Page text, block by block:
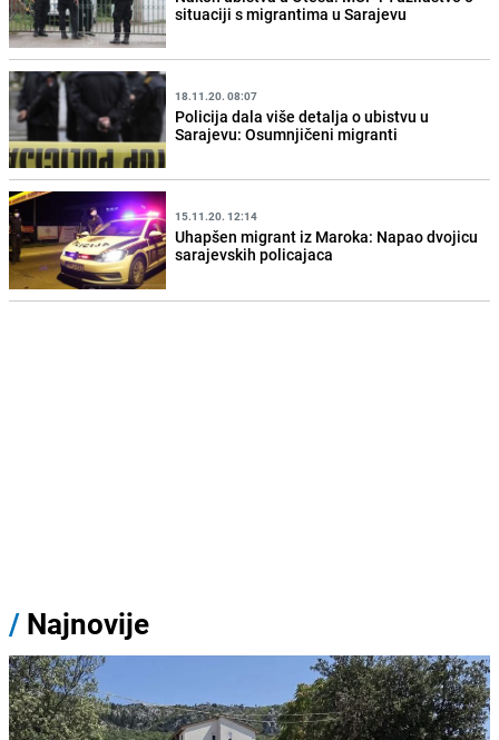
situaciji s migrantima u Sarajevu
18.11.20. 08:07
Policija dala više detalja o ubistvu u
Sarajevu: Osumnjičeni migranti
15.11.20. 12:14
Uhapšen migrant iz Maroka: Napao dvojicu
sarajevskih policajaca
/ Najnovije